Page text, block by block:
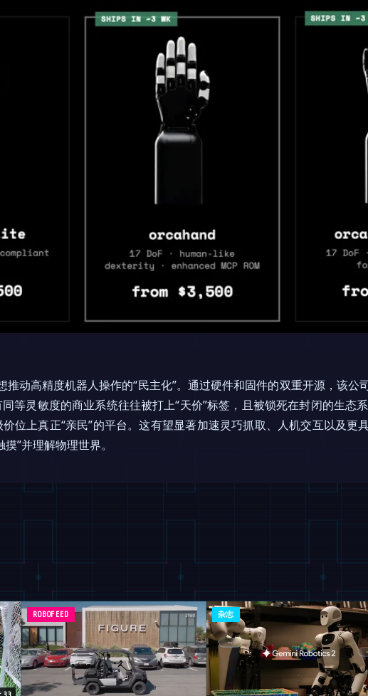
推动高精度机器人操作的“民主化”。通过硬件和固件的双重开源，该公
等灵敏度的商业系统往往被打上“天价”标签，且被锁死在封闭的生态
位上真正“亲民”的平台。这有望显著加速灵巧抓取、人机交互以及更
”并理解物理世界。
ROBOFEED 杂志